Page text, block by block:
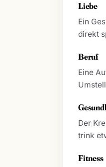
Liebe
Ein
direkt
Beruf
Eine
Der
trink
Fitness